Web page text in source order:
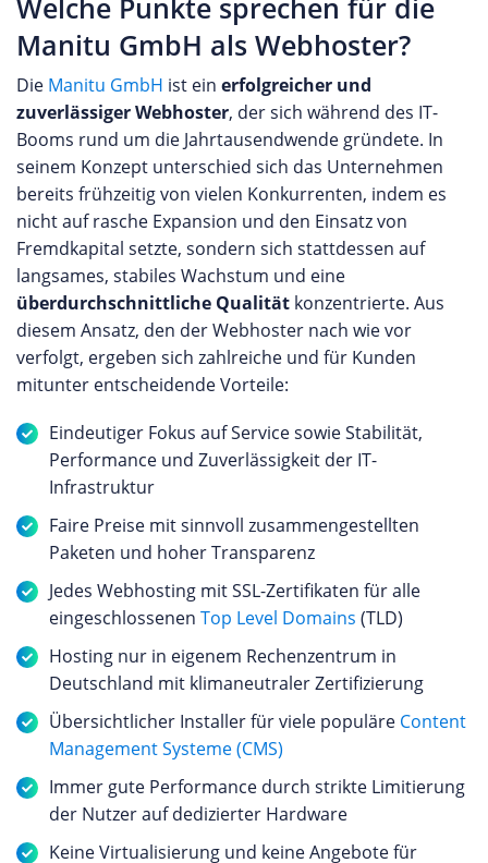
Welche Punkte sprechen für die
Manitu GmbH als Webhoster?
Die Manitu GmbH ist ein erfolgreicher und
zuverlässiger Webhoster, der sich während des IT-
Booms rund um die Jahrtausendwende gründete. In
seinem Konzept unterschied sich das Unternehmen
bereits frühzeitig von vielen Konkurrenten, indem es
nicht auf rasche Expansion und den Einsatz von
Fremdkapital setzte, sondern sich stattdessen auf
langsames, stabiles Wachstum und eine
überdurchschnittliche Qualität konzentrierte. Aus
diesem Ansatz, den der Webhoster nach wie vor
verfolgt, ergeben sich zahlreiche und für Kunden
mitunter entscheidende Vorteile:
Eindeutiger Fokus auf Service sowie Stabilität,
Performance und Zuverlässigkeit der IT-
Infrastruktur
Faire Preise mit sinnvoll zusammengestellten
Paketen und hoher Transparenz
Jedes Webhosting mit SSL-Zertifikaten für alle
eingeschlossenen Top Level Domains (TLD)
Hosting nur in eigenem Rechenzentrum in
Deutschland mit klimaneutraler Zertifizierung
Übersichtlicher Installer für viele populäre Content
Management Systeme (CMS)
Immer gute Performance durch strikte Limitierung
der Nutzer auf dedizierter Hardware
Keine Virtualisierung und keine Angebote für